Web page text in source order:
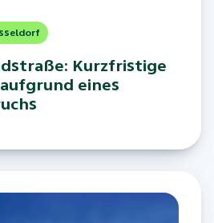
Kurzfristige
eines